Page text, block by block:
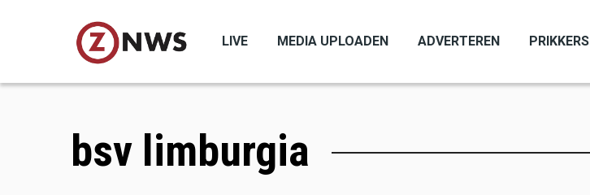
LIVE MEDIA UPLOADEN ADVERTEREN PRIKKERS
bsv limburgia